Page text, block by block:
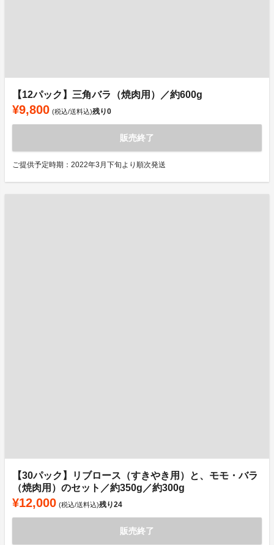
【12パック】三角バラ（焼肉用）／約600g
¥9,800 (税込/送料込)残り0
販売終了
ご提供予定時期：2022年3月下旬より順次発送
【30パック】リブロース（すきやき用）と、モモ・バラ
（焼肉用）のセット／約350g／約300g
¥12,000 (税込/送料込)残り24
販売終了